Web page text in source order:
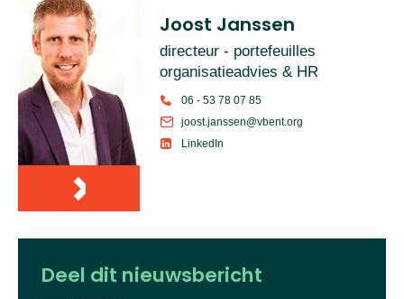
Joost Janssen
directeur - portefeuilles
organisatieadvies & HR
06 - 53 78 07 85
joost.janssen@vbent.org
LinkedIn
Deel dit nieuwsbericht